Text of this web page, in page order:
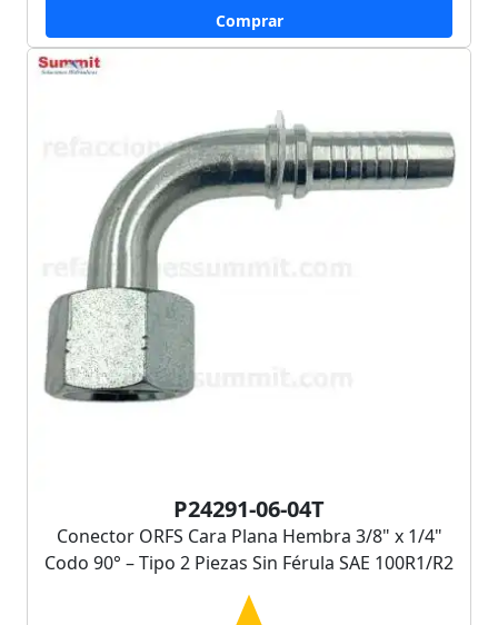
Comprar
P24291-06-04T
Conector ORFS Cara Plana Hembra 3/8" x 1/4"
Codo 90° – Tipo 2 Piezas Sin Férula SAE 100R1/R2